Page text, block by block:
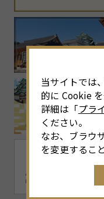
当サイトでは
的に Cookie を
詳細は「プラ
ください。
なお、ブラウ
を変更するこ